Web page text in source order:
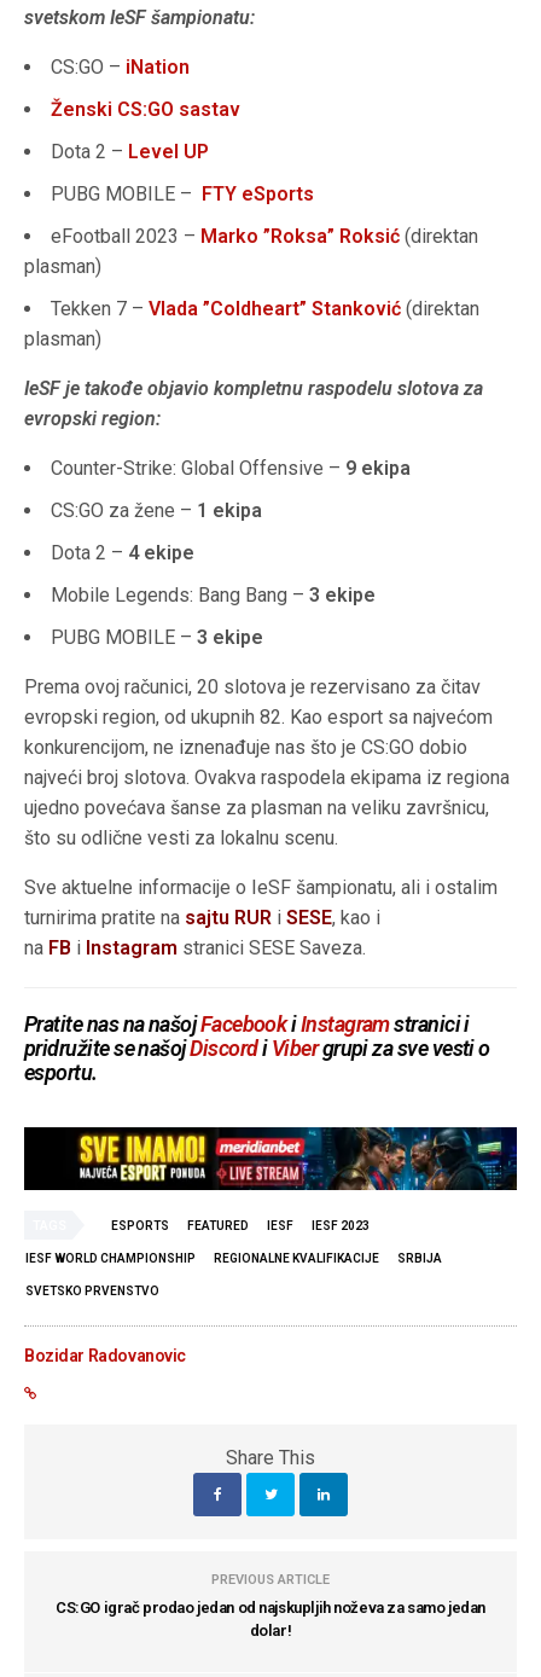
svetskom IeSF šampionatu:
CS:GO – iNation
Ženski CS:GO sastav
Dota 2 – Level UP
PUBG MOBILE – FTY eSports
eFootball 2023 – Marko ”Roksa” Roksić (direktan
plasman)
Tekken 7 – Vlada ”Coldheart” Stanković (direktan
plasman)
IeSF je takođe objavio kompletnu raspodelu slotova za
evropski region:
Counter-Strike: Global Offensive – 9 ekipa
CS:GO za žene – 1 ekipa
Dota 2 – 4 ekipe
Mobile Legends: Bang Bang – 3 ekipe
PUBG MOBILE – 3 ekipe
Prema ovoj računici, 20 slotova je rezervisano za čitav
evropski region, od ukupnih 82. Kao esport sa najvećom
konkurencijom, ne iznenađuje nas što je CS:GO dobio
najveći broj slotova. Ovakva raspodela ekipama iz regiona
ujedno povećava šanse za plasman na veliku završnicu,
što su odlične vesti za lokalnu scenu.
Sve aktuelne informacije o IeSF šampionatu, ali i ostalim
turnirima pratite na sajtu RUR iSESE, kao i
na FB i Instagram stranici SESE Saveza.
Pratite nas na našojFacebookiInstagramstranici i
pridružite se našojDiscordiVibergrupi za sve vesti o
esportu.
ESPORTS FEATURED IESF IESF 2023
IESF WORLD CHAMPIONSHIP REGIONALNE KVALIFIKACIJE SRBIJA
SVETSKO PRVENSTVO
Bozidar Radovanovic
Share This
PREVIOUS ARTICLE
CS:GO igrač prodao jedan od najskupljih noževa za samo jedan
dolar!